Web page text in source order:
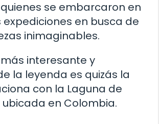
se embarcaron en
en busca de
inimaginables.
más interesante y
la leyenda es quizás la
con la Laguna de
en Colombia.